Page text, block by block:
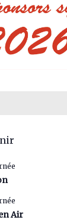
Air